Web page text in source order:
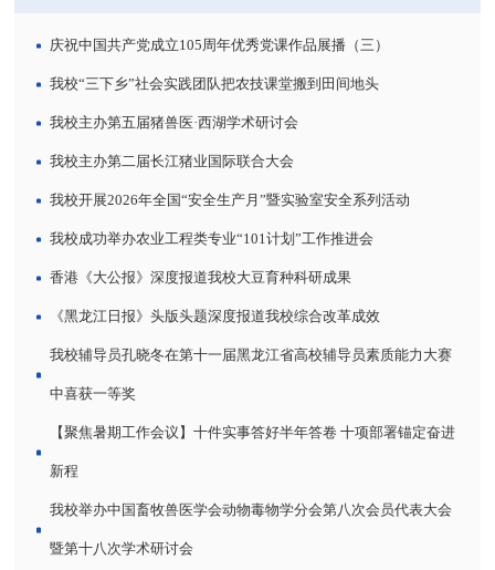
庆祝中国共产党成立105周年优秀党课作品展播（三）
我校“三下乡”社会实践团队把农技课堂搬到田间地头
我校主办第五届猪兽医·西湖学术研讨会
我校主办第二届长江猪业国际联合大会
我校开展2026年全国“安全生产月”暨实验室安全系列活动
我校成功举办农业工程类专业“101计划”工作推进会
香港《大公报》深度报道我校大豆育种科研成果
《黑龙江日报》头版头题深度报道我校综合改革成效
我校辅导员孔晓冬在第十一届黑龙江省高校辅导员素质能力大赛
中喜获一等奖
【聚焦暑期工作会议】十件实事答好半年答卷 十项部署锚定奋进
新程
我校举办中国畜牧兽医学会动物毒物学分会第八次会员代表大会
暨第十八次学术研讨会